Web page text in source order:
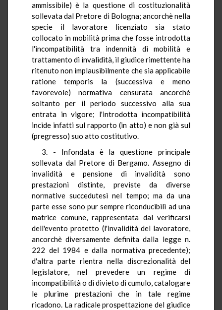
ammissibile) è la questione di costituzionalità
sollevata dal Pretore di Bologna; ancorchè nella
specie il lavoratore licenziato sia stato
collocato in mobilità prima che fosse introdotta
l'incompatibilità tra indennità di mobilità e
trattamento di invalidità, il giudice rimettente ha
ritenuto non implausibilmente che sia applicabile
ratione temporis la (successiva e meno
favorevole) normativa censurata ancorchè
soltanto per il periodo successivo alla sua
entrata in vigore; l'introdotta incompatibilità
incide infatti sul rapporto (in atto) e non già sul
(pregresso) suo atto costitutivo.
3. - Infondata è la questione principale
sollevata dal Pretore di Bergamo. Assegno di
invalidità e pensione di invalidità sono
prestazioni distinte, previste da diverse
normative succedutesi nel tempo; ma da una
parte esse sono pur sempre riconducibili ad una
matrice comune, rappresentata dal verificarsi
dell'evento protetto (l'invalidità del lavoratore,
ancorchè diversamente definita dalla legge n.
222 del 1984 e dalla normativa precedente);
d'altra parte rientra nella discrezionalità del
legislatore, nel prevedere un regime di
incompatibilità o di divieto di cumulo, catalogare
le plurime prestazioni che in tale regime
ricadono. La radicale prospettazione del giudice